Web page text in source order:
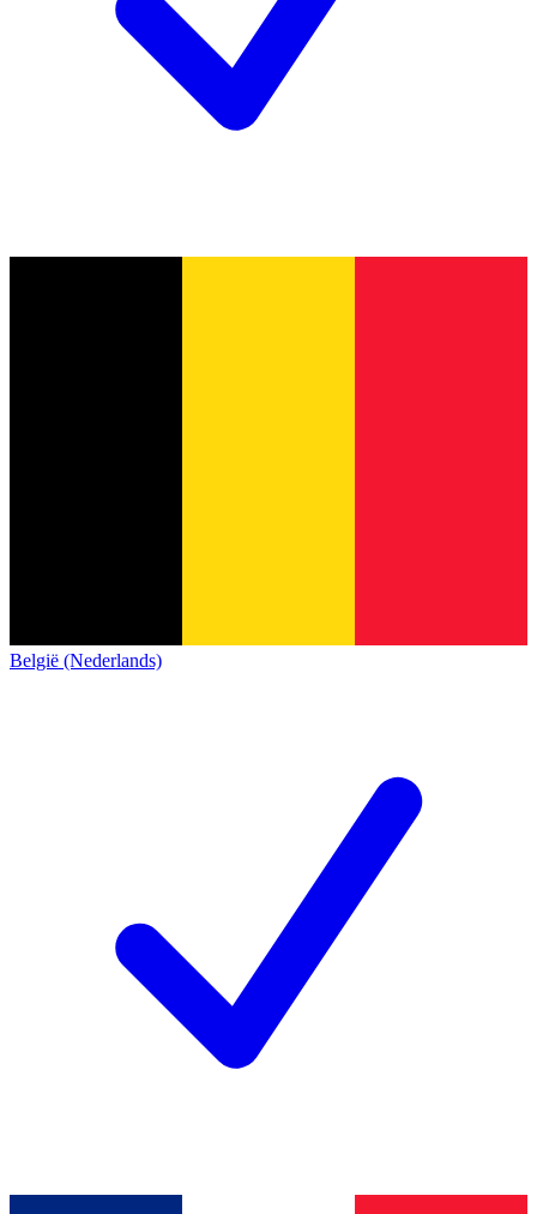
België (Nederlands)